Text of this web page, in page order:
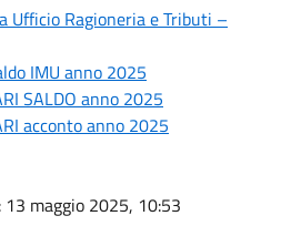
Ufficio Ragioneria e Tributi –
IMU anno 2025
SALDO anno 2025
acconto anno 2025
: 13 maggio 2025, 10:53